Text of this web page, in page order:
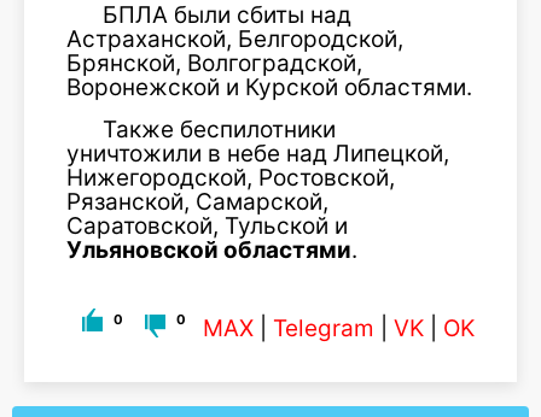
БПЛА были сбиты над
Астраханской, Белгородской,
Брянской, Волгоградской,
Воронежской и Курской областями.
Также беспилотники
уничтожили в небе над Липецкой,
Нижегородской, Ростовской,
Рязанской, Самарской,
Саратовской, Тульской и
Ульяновской областями.
0 0 MAX Telegram VK OK